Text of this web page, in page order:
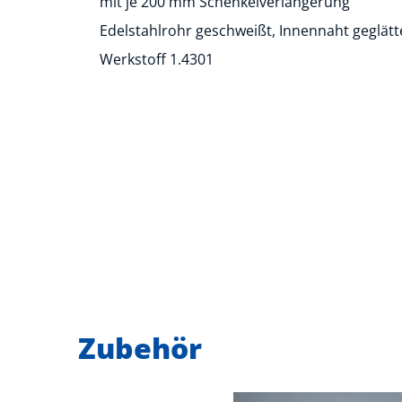
Edelstahlrohr geschweißt, Innennaht
Werkstoff 1.4301
Zubehör